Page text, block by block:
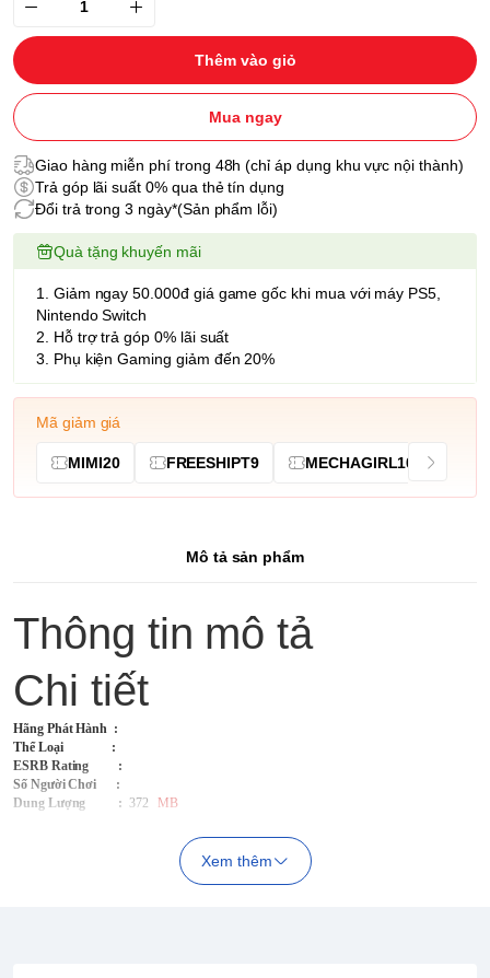
Thêm vào giỏ
Mua ngay
Giao hàng miễn phí trong 48h (chỉ áp dụng khu vực nội thành)
Trả góp lãi suất 0% qua thẻ tín dụng
Đổi trả trong 3 ngày*(Sản phẩm lỗi)
Quà tặng khuyến mãi
1. Giảm ngay 50.000đ giá game gốc khi mua với máy PS5,
Nintendo Switch
2. Hỗ trợ trả góp 0% lãi suất
3. Phụ kiện Gaming giảm đến 20%
Mã giảm giá
MIMI20 FREESHIPT9 MECHAGIRL10
Mô tả sản phẩm
Thông tin mô tả
Chi tiết
Hãng Phát Hành :
Thể Loại :
ESRB Rating :
Số Người Chơi :
Dung Lượng : 372 MB
Xem thêm